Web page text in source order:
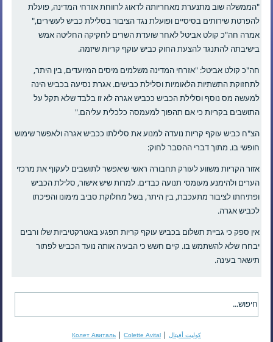
"הממשלה שוב מתנערת מאחריותה לדאוג לרווחת אזרחי המדינה, פועלת
להפרטת שירותים בסיסיים ופועלת נגד הציבור בסלילת כביש לעשירים,"
אמרה חה"כ קולט אביטל לאחר שועדת השרים לחקיקה החליטה אמש
בישיבתה להתנגד להצעת החוק כביש עוקף קריות שיזמה.
חה"כ קולט אביטל: "אזרחי המדינה משלמים מיסים המיועדים, בין היתר,
לתחזוקת התשתיות הלאומיות וסלילת כבישים. אגרת נסיעה בכביש הינה
למעשה מס נוסף וסלילת הכביש ככביש אגרה לא זו בלבד שלא תקל על
התושבים בקריות כי אם תהפוך למעמסה כלכלית עליהם."
הצ"ח כביש עוקף קריות נועדה למנוע את סלילתו ככביש אגרה ולאפשר שימוש
חופשי בו. מתוך דברי ההסבר לחוק:
אזור הקריות משווע לעורק תחבורה ראשי שיאפשר לתושבים לעקוף את מרכזי
הערים ולהימנע מעומסי תנועה כבדים. למרות שיש אישור, סלילת הכביש
ופתיחתו לציבור מתעכבת, בין היתר, בשל מחלוקת סביב מימונו והפיכתו
לכביש אגרה.
אין ספק כי גביית תשלום בכביש עוקף קריות תפגע באטרקטיביות שלו ורבים
יבחרו שלא להשתמש בו. קיים חשש כי הבעיה אותה נועד הכביש לפתור
תישאר בעינה.
كوليت أفيتال |
Колет Авиталь | Colette Avital